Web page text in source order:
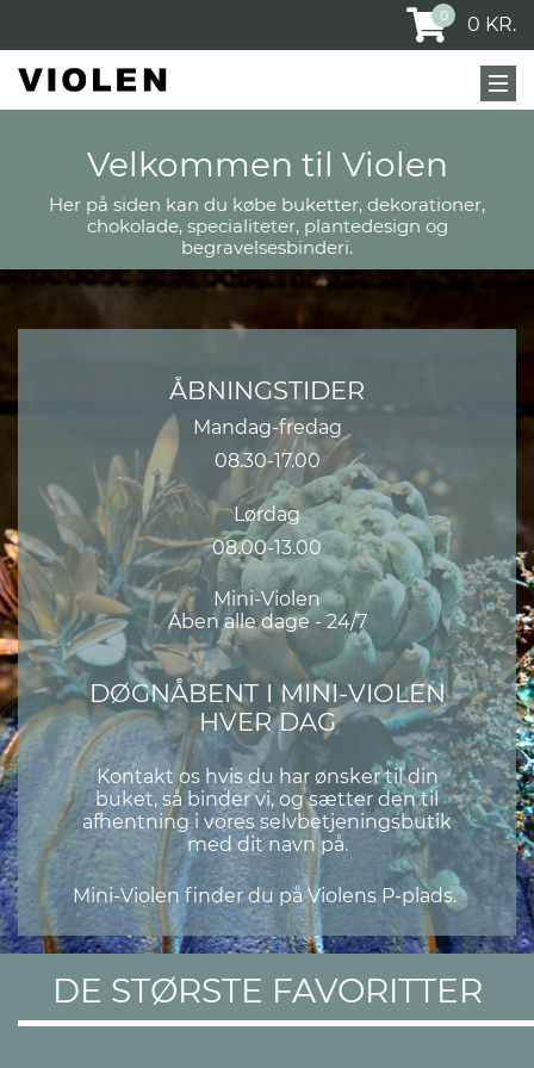
0 0 KR.
Velkommen til Violen
Her på siden kan du købe buketter, dekorationer,
chokolade, specialiteter, plantedesign og
begravelsesbinderi.
ÅBNINGSTIDER
Mandag-fredag
08.30-17.00
Lørdag
08.00-13.00
Mini-Violen
Åben alle dage - 24/7
DØGNÅBENT I MINI-VIOLEN
HVER DAG
Kontakt os hvis du har ønsker til din
buket, så binder vi, og sætter den til
afhentning i vores selvbetjeningsbutik
med dit navn på.
Mini-Violen finder du på Violens P-plads.
DE STØRSTE FAVORITTER